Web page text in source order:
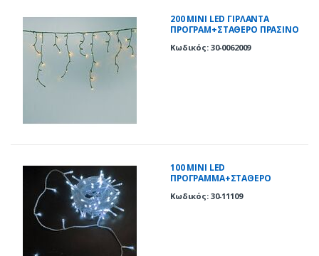
200 ΜΙΝΙ LED ΓΙΡΛΑΝΤΑ
ΠΡΟΓΡΑΜ+ΣΤΑΘΕΡΟ ΠΡΑΣΙΝΟ
Κωδικός: 30-0062009
100 ΜΙΝΙ LED
ΠΡΟΓΡΑΜΜΑ+ΣΤΑΘΕΡΟ
Κωδικός: 30-11109